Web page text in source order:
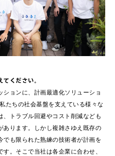
ください。
ョンに、計画最適化ソリューショ
たちの社会基盤を支えている様々な
トラブル回避やコスト削減なども
あります。しかし複雑さゆえ既存の
も限られた熟練の技術者が計画を
。そこで当社は各企業に合わせ、